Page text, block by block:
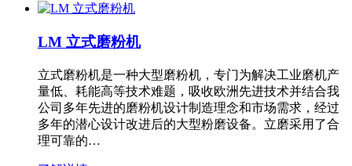
LM 立式磨粉机
立式磨粉机是一种大型磨粉机，专门为解决工业磨机产
量低、耗能高等技术难题，吸收欧洲先进技术并结合我
公司多年先进的磨粉机设计制造理念和市场需求，经过
多年的潜心设计改进后的大型粉磨设备。立磨采用了合
理可靠的…